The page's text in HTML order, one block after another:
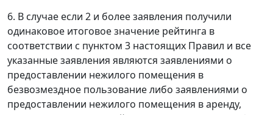
6. В случае если 2 и более заявления получили
одинаковое итоговое значение рейтинга в
соответствии с пунктом 3 настоящих Правил и все
указанные заявления являются заявлениями о
предоставлении нежилого помещения в
безвозмездное пользование либо заявлениями о
предоставлении нежилого помещения в аренду,